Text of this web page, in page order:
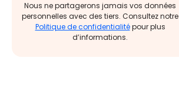
Nous ne partagerons jamais vos données
personnelles avec des tiers. Consultez notre
Politique de confidentialitépour plus
d’informations.